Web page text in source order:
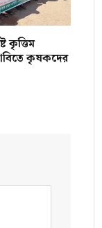
কৃত্তিম
কৃষকদের